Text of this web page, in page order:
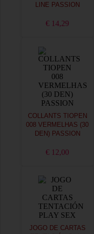
LINE PASSION
€ 14,29
COLLANTS TIOPEN
008 VERMELHAS (30
DEN) PASSION
€ 12,00
JOGO DE CARTAS